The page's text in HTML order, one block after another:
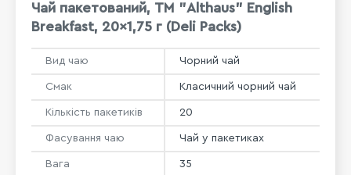
Чай пакетований, ТМ "Althaus" English
Breakfast, 20x1,75 г (Deli Packs)
Вид чаю Чорний чай
Смак Класичний чорний чай
Кількість пакетиків 20
Фасування чаю Чай у пакетиках
Вага 35